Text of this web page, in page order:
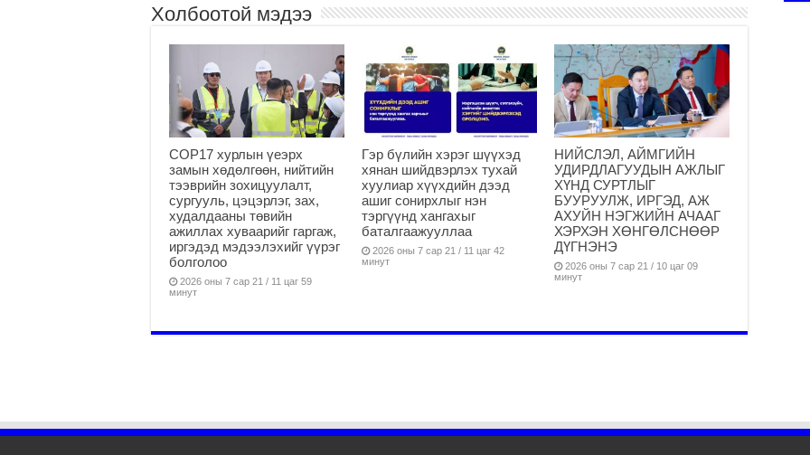
Холбоотой мэдээ
COP17 хурлын үеэрх
замын хөдөлгөөн, нийтийн
тээврийн зохицуулалт,
сургууль, цэцэрлэг, зах,
худалдааны төвийн
ажиллах хуваарийг гаргаж,
иргэдэд мэдээлэхийг үүрэг
болголоо
2026 оны 7 сар 21 / 11 цаг 59
минут
Гэр бүлийн хэрэг шүүхэд
хянан шийдвэрлэх тухай
хуулиар хүүхдийн дээд
ашиг сонирхлыг нэн
тэргүүнд хангахыг
баталгаажууллаа
2026 оны 7 сар 21 / 11 цаг 42
минут
НИЙСЛЭЛ, АЙМГИЙН
УДИРДЛАГУУДЫН АЖЛЫГ
ХҮНД СУРТЛЫГ
БУУРУУЛЖ, ИРГЭД, АЖ
АХУЙН НЭГЖИЙН АЧААГ
ХЭРХЭН ХӨНГӨЛСНӨӨР
ДҮГНЭНЭ
2026 оны 7 сар 21 / 10 цаг 09
минут